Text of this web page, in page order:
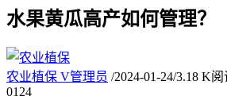
水果黄瓜高产如何管理？
农业植保 V管理员 /2024-01-24/3.18 K阅
01 24